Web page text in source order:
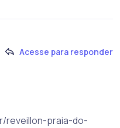
Acesse para responder
reveillon-praia-do-